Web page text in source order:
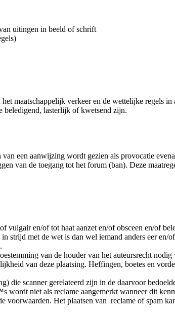
uitingen in beeld of schrift
maatschappelijk verkeer en de wettelijke regels
beledigend, lasterlijk of kwetsend zijn.
een aanwijzing wordt gezien als provocatie
van de toegang tot het forum (ban). Deze
en/of tot haat aanzet en/of obsceen en/of
strijd met de wet is dan wel iemand anders eer
van de houder van het auteursrecht
van deze plaatsing. Heffingen, boetes en
die scanner gerelateerd zijn in de daarvoor
niet als reclame aangemerkt wanneer dit
voorwaarden. Het plaatsen van reclame of spam